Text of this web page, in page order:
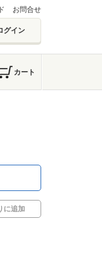
お問合せ
グイン
カート
に追加